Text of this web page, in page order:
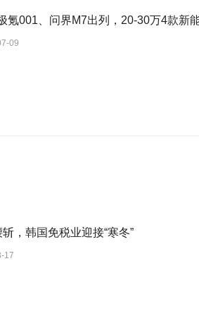
氪001、问界M7出列，20-30万4款新
09
，韩国免税业迎接“寒冬”
17